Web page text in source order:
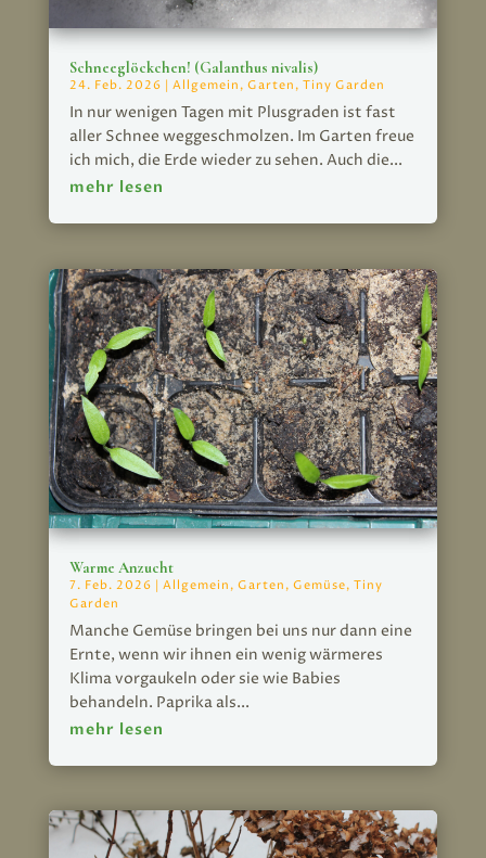
Schneeglöckchen! (Galanthus nivalis)
24. Feb. 2026 | Allgemein , Garten , Tiny Garden
In nur wenigen Tagen mit Plusgraden ist fast
aller Schnee weggeschmolzen. Im Garten freue
ich mich, die Erde wieder zu sehen. Auch die...
mehr lesen
Warme Anzucht
7. Feb. 2026 | Allgemein , Garten , Gemüse, Tiny
Garden
Manche Gemüse bringen bei uns nur dann eine
Ernte, wenn wir ihnen ein wenig wärmeres
Klima vorgaukeln oder sie wie Babies
behandeln. Paprika als...
mehr lesen